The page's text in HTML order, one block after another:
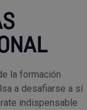
la formación
a desafiarse a sí
indispensable